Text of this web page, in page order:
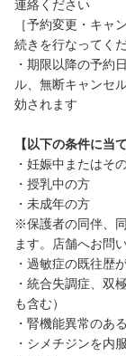
連絡ください
［予約変更・キャ
続きを行なってく
・期限以降の予約
ル、無断キャンセ
効されます
【以下の条件に当
・妊娠中またはそ
・授乳中の方
・未成年の方
※保護者の同伴、
ます。店舗へお問
・過敏症の既往歴
・統合失調症、双
も含む）
・腎機能異常のあ
・シメチジンを内